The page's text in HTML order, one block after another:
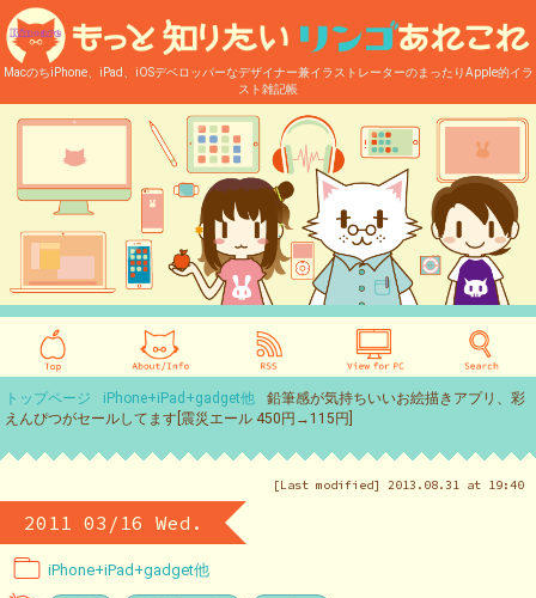
MacのちiPhone、iPad、iOSデベロッパーなデザイナー兼イラストレーターのまったりApple的イラ
スト雑記帳
トップページ iPhone+iPad+gadget他
鉛筆感が気持ちいいお絵描きアプリ、彩
えんぴつがセールしてます[震災エール 450円→115円]
[Last modified] 2013.08.31 at 19:40
2011 03/16 Wed.
iPhone+iPad+gadget他